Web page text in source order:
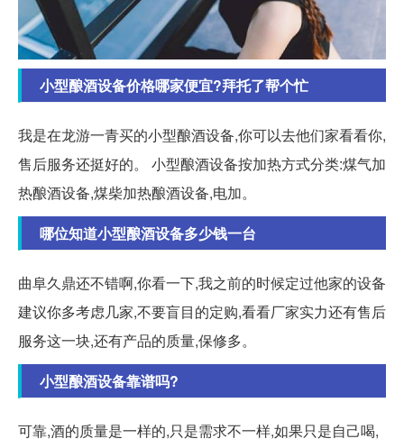
小型酿酒设备价格哪家便宜?拜托了帮个忙
我是在龙游一青买的小型酿酒设备,你可以去他们家看看你,
售后服务还挺好的。 小型酿酒设备按加热方式分类:煤气加
热酿酒设备,煤柴加热酿酒设备,电加。
哪位知道小型酿酒设备多少钱一台
曲阜久鼎还不错啊,你看一下,我之前的时候定过他家的设备
建议你多考虑几家,不要盲目的定购,看看厂家实力还有售后
服务这一块,还有产品的质量,保修多。
小型酿酒设备靠谱吗?
可靠,酒的质量是一样的,只是需求不一样,如果只是自己喝,